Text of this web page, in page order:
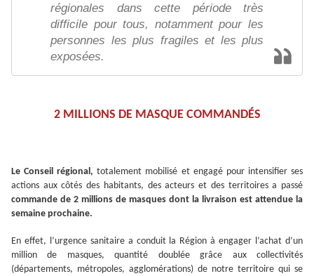
régionales dans cette période très
difficile pour tous, notamment pour les
personnes les plus fragiles et les plus
exposées.
2 MILLIONS DE MASQUE COMMANDÉS
Le Conseil régional,totalement mobilisé et engagé pour intensifier ses
actions aux côtés des habitants, des acteurs et des territoires a passé
commande de 2 millions de masques dont la livraison est attendue la
semaine prochaine.
En effet, l’urgence sanitaire a conduit la Région à engager l’achat d’un
million de masques, quantité doublée grâce aux collectivités
(départements, métropoles, agglomérations) de notre territoire qui se